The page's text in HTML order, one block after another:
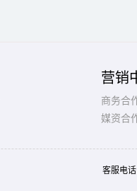
营销
商务合
媒资合
客服电